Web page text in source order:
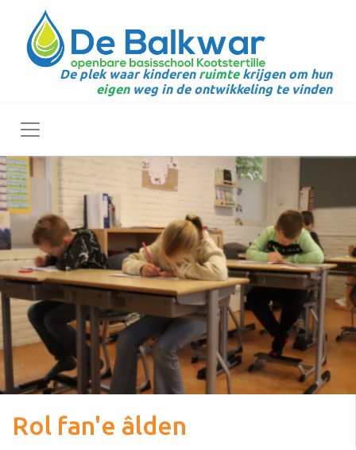
De plek waar kinderen ruimte krijgen om hun
eigen weg in de ontwikkeling te vinden
Toggle navigation
Rol fan'e âlden